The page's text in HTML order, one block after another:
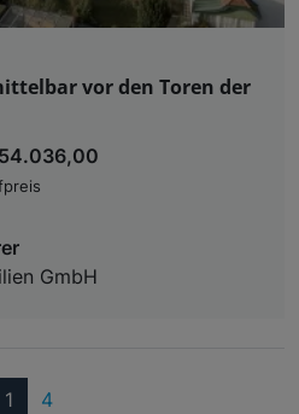
vor den Toren der
GmbH
1 (current)
4